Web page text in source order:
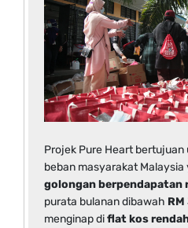
Projek Pure Heart
beban masyarakat
golongan berpendapatan
purata bulanan dibawah
menginap diflat kos